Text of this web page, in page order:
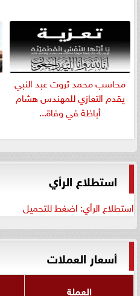
​محاسب محمد ثروت عبد النبي
يقدم التعازي للمهندس هشام
أباظة في وفاة...
استطلاع الرأي
استطلاع الرأي: اضغط للتحميل
أسعار العملات
العملة